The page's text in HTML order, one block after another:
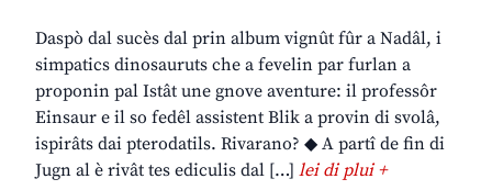
Daspò dal sucès dal prin album vignût fûr a Nadâl, i
simpatics dinosauruts che a fevelin par furlan a
proponin pal Istât une gnove aventure: il professôr
Einsaur e il so fedêl assistent Blik a provin di svolâ,
ispirâts dai pterodatils. Rivarano? ◆ A partî de fin di
Jugn al è rivât tes ediculis dal […] lei di plui +